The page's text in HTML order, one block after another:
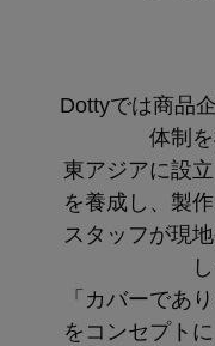
Dottyでは商品
体制
東アジアに設
を養成し、製
スタッフが現
「カバーであ
をコンセプト